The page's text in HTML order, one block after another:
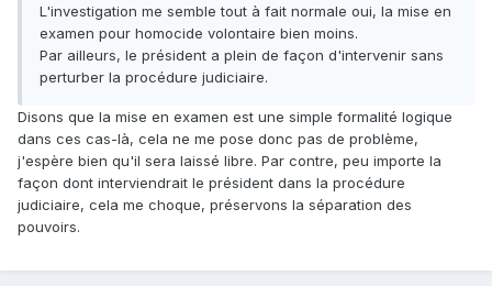
L'investigation me semble tout à fait normale oui, la mise en
examen pour homocide volontaire bien moins.
Par ailleurs, le président a plein de façon d'intervenir sans
perturber la procédure judiciaire.
Disons que la mise en examen est une simple formalité logique
dans ces cas-là, cela ne me pose donc pas de problème,
j'espère bien qu'il sera laissé libre. Par contre, peu importe la
façon dont interviendrait le président dans la procédure
judiciaire, cela me choque, préservons la séparation des
pouvoirs.